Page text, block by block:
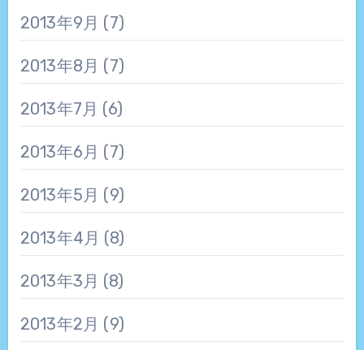
2013年9月 (7)
2013年8月 (7)
2013年7月 (6)
2013年6月 (7)
2013年5月 (9)
2013年4月 (8)
2013年3月 (8)
2013年2月 (9)